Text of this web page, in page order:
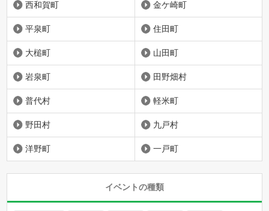
西和賀町 金ケ崎町
平泉町 住田町
大槌町 山田町
岩泉町 田野畑村
普代村 軽米町
野田村 九戸村
洋野町 一戸町
イベントの種類